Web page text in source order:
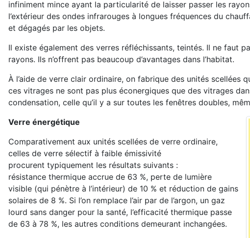
infiniment mince ayant la particularité de laisser passer les
l’extérieur des ondes infrarouges à longues fréquences du
et dégagés par les objets.
Il existe également des verres réfléchissants, teintés. Il ne faut
rayons. Ils n’offrent pas beaucoup d’avantages dans l’habitat.
À l’aide de verre clair ordinaire, on fabrique des unités scellées
ces vitrages ne sont pas plus éconergiques que des vitrages
condensation, celle qu’il y a sur toutes les fenêtres doubles,
Verre énergétique
Comparativement aux unités scellées de verre ordinaire,
celles de verre sélectif à faible émissivité
procurent typiquement les résultats suivants :
résistance thermique accrue de 63 %, perte de lumière
visible (qui pénètre à l’intérieur) de 10 % et réduction de gains
solaires de 8 %. Si l’on remplace l’air par de l’argon, un gaz
lourd sans danger pour la santé, l’efficacité thermique passe
de 63 à 78 %, les autres conditions demeurant inchangées.